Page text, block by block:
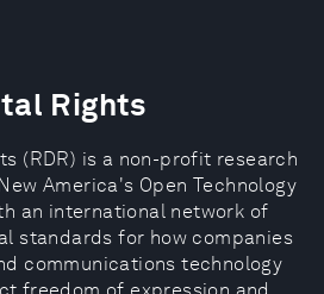
Rights
(RDR) is a non-profit research
America's Open Technology
an international network of
standards for how companies
communications technology